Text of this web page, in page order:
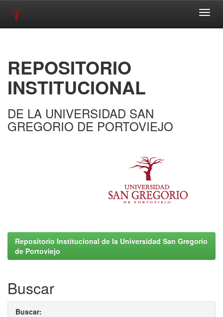
REPOSITORIO
INSTITUCIONAL
DE LA UNIVERSIDAD SAN
GREGORIO DE PORTOVIEJO
Repositorio Institucional de la Universidad San Gregorio
de Portoviejo
Buscar
Buscar: